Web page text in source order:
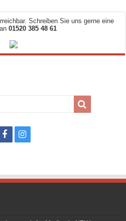
Schreiben Sie uns gerne eine
an01520 385 48 61